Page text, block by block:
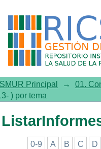
Principal → 01.
) por tema
0-9 A B C D